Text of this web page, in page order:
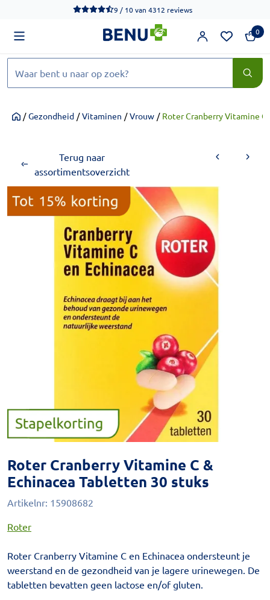
We werken momenteel hard aan het verbeteren van de
9 / 10van 4312 reviews
0
Home
/ Gezondheid / Vitaminen / Vrouw / Roter Cranberry Vitamine
Terug naar
assortimentsoverzicht
Roter Cranberry Vitamine C &
Echinacea Tabletten 30 stuks
Artikelnr: 15908682
Roter
Roter Cranberry Vitamine C en Echinacea ondersteunt je
weerstand en de gezondheid van je lagere urinewegen. De
tabletten bevatten geen lactose en/of gluten.